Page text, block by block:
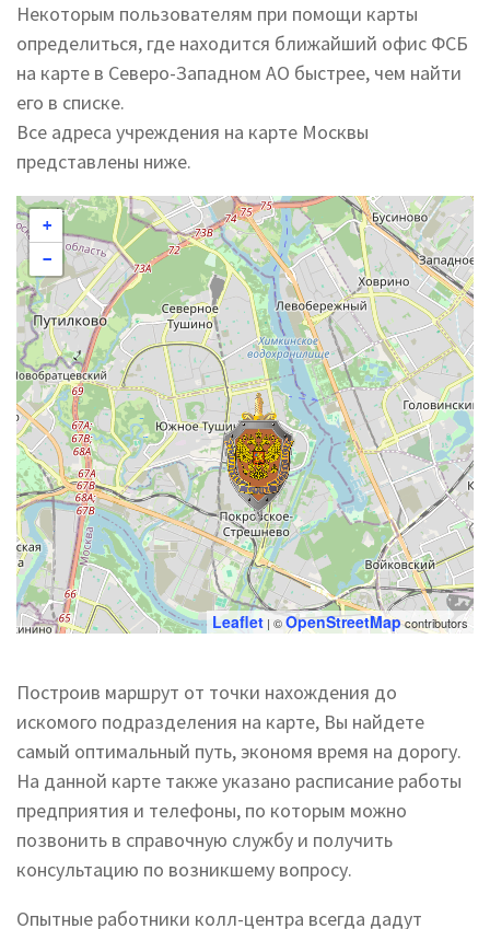
Некоторым пользователям при помощи карты
определиться, где находится ближайший офис ФСБ
на карте в Северо-Западном АО быстрее, чем найти
его в списке.
Все адреса учреждения на карте Москвы
представлены ниже.
+
−
Leaflet | ©OpenStreetMapcontributors
Построив маршрут от точки нахождения до
искомого подразделения на карте, Вы найдете
самый оптимальный путь, экономя время на дорогу.
На данной карте также указано расписание работы
предприятия и телефоны, по которым можно
позвонить в справочную службу и получить
консультацию по возникшему вопросу.
Опытные работники колл-центра всегда дадут